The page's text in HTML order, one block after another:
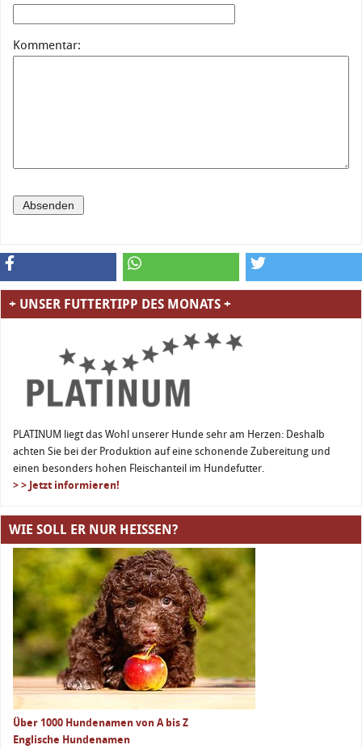
Kommentar:
+ UNSER FUTTERTIPP DES MONATS +
PLATINUM liegt das Wohl unserer Hunde sehr am Herzen: Deshalb
achten Sie bei der Produktion auf eine schonende Zubereitung und
einen besonders hohen Fleischanteil im Hundefutter.
> > Jetzt informieren!
WIE SOLL ER NUR HEISSEN?
Über 1000 Hundenamen von A bis Z
Englische Hundenamen